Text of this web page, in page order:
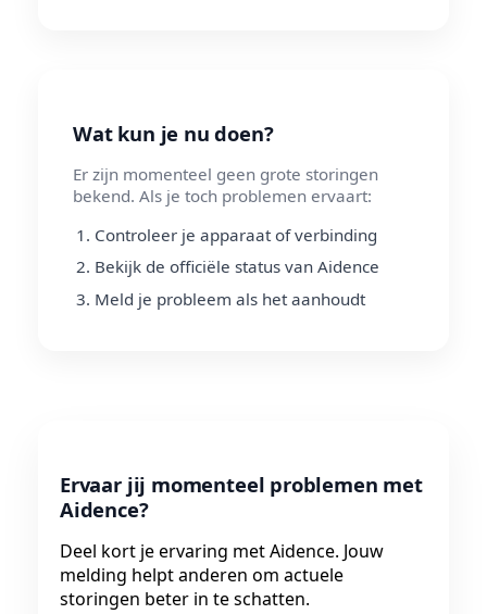
Wat kun je nu doen?
Er zijn momenteel geen grote storingen
bekend. Als je toch problemen ervaart:
Controleer je apparaat of verbinding
Bekijk de officiële status van Aidence
Meld je probleem als het aanhoudt
Ervaar jij momenteel problemen met
Aidence?
Deel kort je ervaring met Aidence. Jouw
melding helpt anderen om actuele
storingen beter in te schatten.